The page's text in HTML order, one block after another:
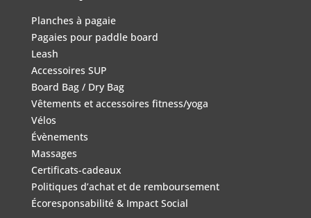
Planches à pagaie
Pagaies pour paddle board
Leash
Accessoires SUP
Board Bag / Dry Bag
Vêtements et accessoires fitness/yoga
Vélos
Évènements
Massages
Certificats-cadeaux
Politiques d’achat et de remboursement
Écoresponsabilité & Impact Social